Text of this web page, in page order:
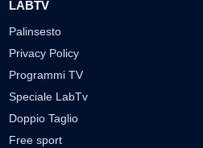
LABTV
Palinsesto
Privacy Policy
Programmi TV
Speciale LabTv
Doppio Taglio
Free sport